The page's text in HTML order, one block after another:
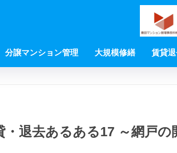
分譲マンション管理 大規模修繕 賃貸
・退去あるある17 ～網戸の